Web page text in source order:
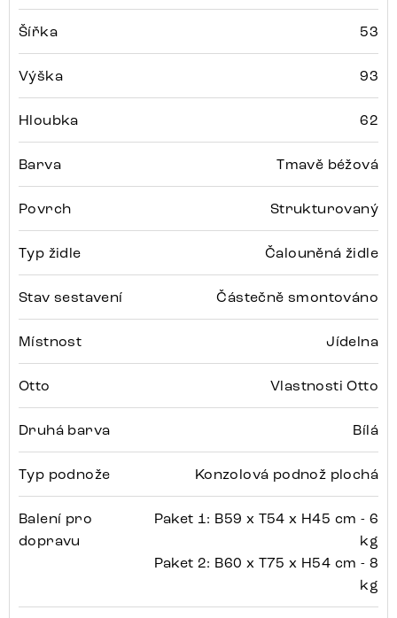
Šířka 53
Výška 93
Hloubka 62
Barva Tmavě béžová
Povrch Strukturovaný
Typ židle Čalouněná židle
Stav sestavení Částečně smontováno
Místnost Jídelna
Otto Vlastnosti Otto
Druhá barva Bílá
Typ podnože Konzolová podnož plochá
Balení pro
dopravu
Paket 1: B59 x T54 x H45 cm - 6
kg
Paket 2: B60 x T75 x H54 cm - 8
kg